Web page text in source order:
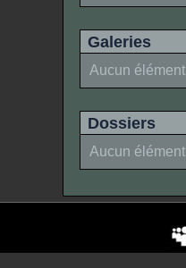
Galeries
Aucun élément
Dossiers
Aucun élément